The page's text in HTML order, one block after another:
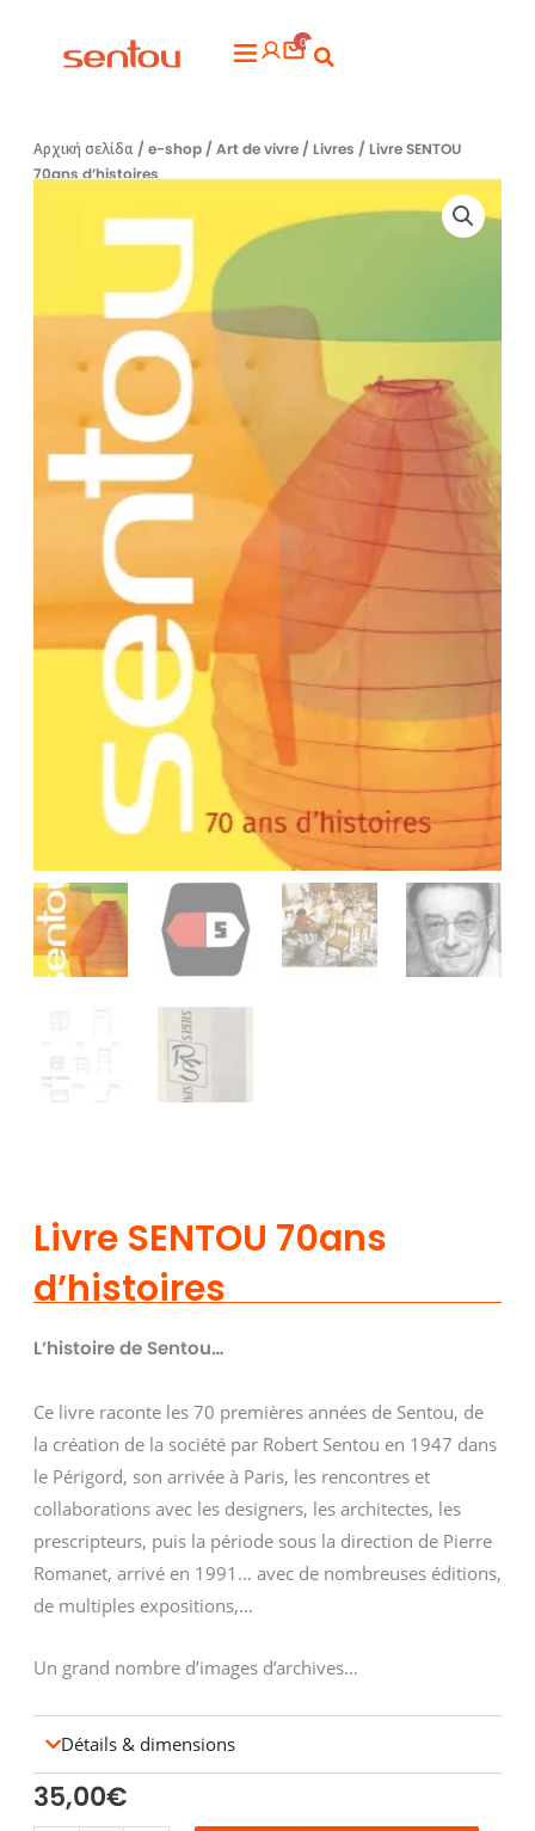
Flyout
0
Αρχική σελίδα/ e-shop/ Art de vivre/ Livres / Livre SENTOU
70ans d’histoires
Livre SENTOU 70ans
d’histoires
L’histoire de Sentou…
Ce livre raconte les 70 premières années de Sentou, de
la création de la société par Robert Sentou en 1947 dans
le Périgord, son arrivée à Paris, les rencontres et
collaborations avec les designers, les architectes, les
prescripteurs, puis la période sous la direction de Pierre
Romanet, arrivé en 1991… avec de nombreuses éditions,
de multiples expositions,…
Un grand nombre d’images d’archives…
Détails & dimensions
35,00€